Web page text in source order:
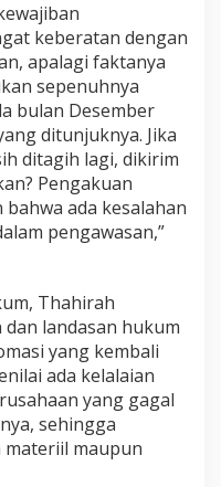
keberatan dengan
apalagi faktanya
sepenuhnya
bulan Desember
ditunjuknya. Jika
ditagih lagi, dikirim
Pengakuan
ada kesalahan
pengawasan,”
Thahirah
landasan hukum
yang kembali
ada kelalaian
yang gagal
sehingga
materiil maupun